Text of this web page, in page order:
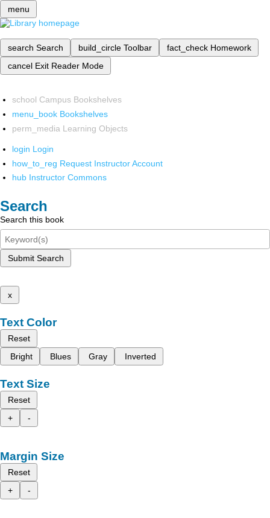
menu
search Search build_circle Toolbar fact_check Homework
cancel Exit Reader Mode
school Campus Bookshelves
menu_book Bookshelves
perm_media Learning Objects
login Login
how_to_reg Request Instructor Account
hub Instructor Commons
Search
Search this book
Submit Search
x
Text Color
Reset
Bright
Blues Gray Inverted
Text Size
Reset
+
-
Margin Size
Reset
+
-